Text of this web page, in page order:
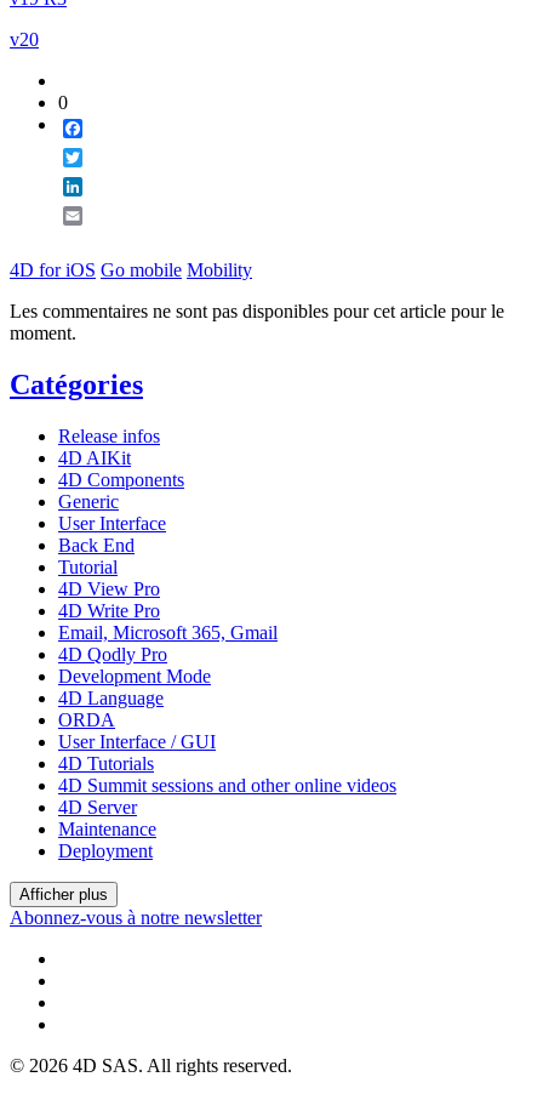
v20
0
4D for iOS Go mobile Mobility
Les commentaires ne sont pas disponibles pour cet article pour le
moment.
Catégories
Release infos
4D AIKit
4D Components
Generic
User Interface
Back End
Tutorial
4D View Pro
4D Write Pro
Email, Microsoft 365, Gmail
4D Qodly Pro
Development Mode
4D Language
ORDA
User Interface / GUI
4D Tutorials
4D Summit sessions and other online videos
4D Server
Maintenance
Deployment
Afficher plus
Abonnez-vous à notre newsletter
© 2026 4D SAS. All rights reserved.